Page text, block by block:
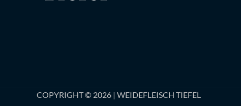
COPYRIGHT © 2026 | WEIDEFLEISCH TIEFEL